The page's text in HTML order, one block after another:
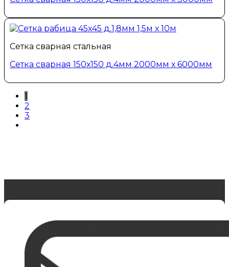
Сетка сварная стальная
Сетка сварная 150х150 д.4мм 2000мм х 6000мм
1
2
3